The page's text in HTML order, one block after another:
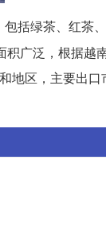
括绿茶、红茶
广泛，根据越
地区，主要出